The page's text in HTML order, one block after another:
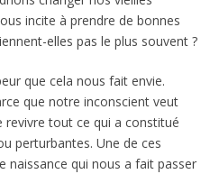
incite à prendre de bonnes
elles pas le plus souvent ?
que cela nous fait envie.
que notre inconscient veut
tout ce qui a constitué
perturbantes. Une de ces
naissance qui nous a fait passer